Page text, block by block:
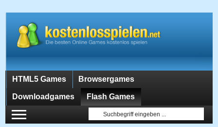
HTML5 Games Browsergames
Downloadgames Flash Games